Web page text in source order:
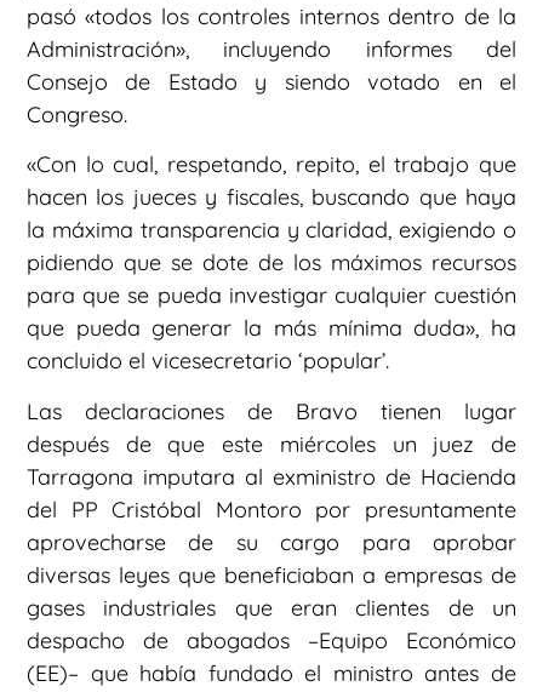
pasó «todos los controles internos dentro de la
Administración», incluyendo informes del
Consejo de Estado y siendo votado en el
Congreso.
«Con lo cual, respetando, repito, el trabajo que
hacen los jueces y fiscales, buscando que haya
la máxima transparencia y claridad, exigiendo o
pidiendo que se dote de los máximos recursos
para que se pueda investigar cualquier cuestión
que pueda generar la más mínima duda», ha
concluido el vicesecretario ‘popular’.
Las declaraciones de Bravo tienen lugar
después de que este miércoles un juez de
Tarragona imputara al exministro de Hacienda
del PP Cristóbal Montoro por presuntamente
aprovecharse de su cargo para aprobar
diversas leyes que beneficiaban a empresas de
gases industriales que eran clientes de un
despacho de abogados –Equipo Económico
(EE)– que había fundado el ministro antes de